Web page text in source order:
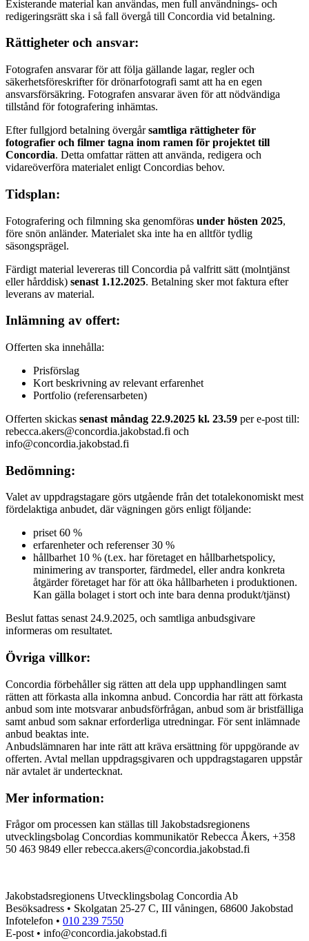
Existerande material kan användas, men full användnings- och
redigeringsrätt ska i så fall övergå till Concordia vid betalning.
Rättigheter och ansvar:
Fotografen ansvarar för att följa gällande lagar, regler och
säkerhetsföreskrifter för drönarfotografi samt att ha en egen
ansvarsförsäkring. Fotografen ansvarar även för att nödvändiga
tillstånd för fotografering inhämtas.
Efter fullgjord betalning övergårsamtliga rättigheter för
fotografier och filmer tagna inom ramen för projektet till
Concordia. Detta omfattar rätten att använda, redigera och
vidareöverföra materialet enligt Concordias behov.
Tidsplan:
Fotografering och filmning ska genomföras under hösten 2025,
före snön anländer. Materialet ska inte ha en alltför tydlig
säsongsprägel.
Färdigt material levereras till Concordia på valfritt sätt (molntjänst
eller hårddisk) senast 1.12.2025. Betalning sker mot faktura efter
leverans av material.
Inlämning av offert:
Offerten ska innehålla:
Prisförslag
Kort beskrivning av relevant erfarenhet
Portfolio (referensarbeten)
Offerten skickas senast måndag 22.9.2025 kl. 23.59 per e-post till:
rebecca.akers@concordia.jakobstad.fi och
info@concordia.jakobstad.fi
Bedömning:
Valet av uppdragstagare görs utgående från det totalekonomiskt mest
fördelaktiga anbudet, där vägningen görs enligt följande:
priset 60 %
erfarenheter och referenser 30 %
hållbarhet 10 % (t.ex. har företaget en hållbarhetspolicy,
minimering av transporter, färdmedel, eller andra konkreta
åtgärder företaget har för att öka hållbarheten i produktionen.
Kan gälla bolaget i stort och inte bara denna produkt/tjänst)
Beslut fattas senast 24.9.2025, och samtliga anbudsgivare
informeras om resultatet.
Övriga villkor:
Concordia förbehåller sig rätten att dela upp upphandlingen samt
rätten att förkasta alla inkomna anbud. Concordia har rätt att förkasta
anbud som inte motsvarar anbudsförfrågan, anbud som är bristfälliga
samt anbud som saknar erforderliga utredningar. För sent inlämnade
anbud beaktas inte.
Anbudslämnaren har inte rätt att kräva ersättning för uppgörande av
offerten. Avtal mellan uppdragsgivaren och uppdragstagaren uppstår
när avtalet är undertecknat.
Mer information:
Frågor om processen kan ställas till Jakobstadsregionens
utvecklingsbolag Concordias kommunikatör Rebecca Åkers, +358
50 463 9849 eller rebecca.akers@concordia.jakobstad.fi
Jakobstadsregionens Utvecklingsbolag Concordia Ab
Besöksadress • Skolgatan 25-27 C, III våningen, 68600 Jakobstad
Infotelefon • 010 239 7550
E-post • info@concordia.jakobstad.fi